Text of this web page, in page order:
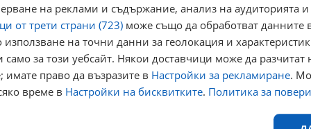
и академичната свобода са заплашени
0 Коментари: 0
модела Deep Research
на реклами и съдържание, анализ на аудиторията
от трети страни (723) може също да обработват данните
на точни данни за геолокация и
за този уебсайт. Някои доставчици може да разчитат
имате право да възразите в Настройки за рекламиране.
време в Настройки на бисквитките. Политика за